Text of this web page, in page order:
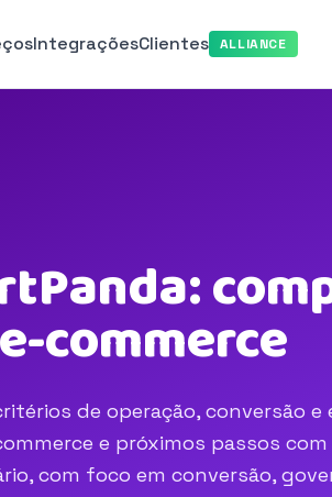
IntegraçõesClientes ALLIANCE
commerce
de operação, conversão e
e próximos passos com
com foco em conversão,